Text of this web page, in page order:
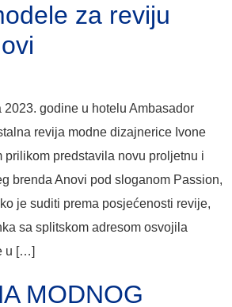
za reviju
2023. godine u hotelu Ambasador
revija modne dizajnerice Ivone
prilikom predstavila novu proljetnu i
brenda Anovi pod sloganom Passion,
je suditi prema posjećenosti revije,
sa splitskom adresom osvojila
u […]
MODNOG